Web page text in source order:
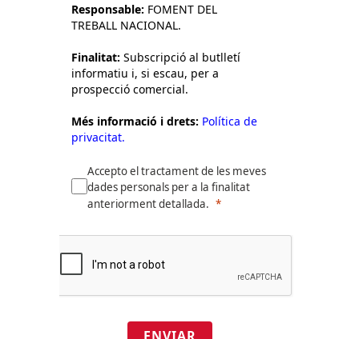
Responsable: FOMENT DEL
TREBALL NACIONAL.
Finalitat: Subscripció al butlletí
informatiu i, si escau, per a
prospecció comercial.
Més informació i drets: Política de
privacitat.
Accepto el tractament de les meves
dades personals per a la finalitat
anteriorment detallada.